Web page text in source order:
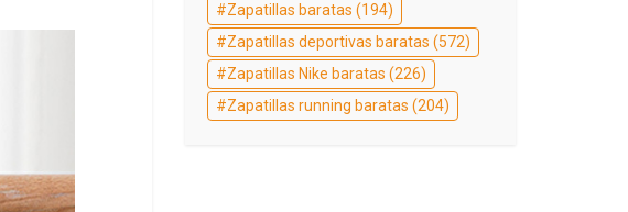
Zapatillas baratas (194)
Zapatillas deportivas baratas (572)
Zapatillas Nike baratas (226)
Zapatillas running baratas (204)